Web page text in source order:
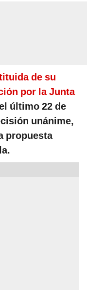
de su
por la Junta
último 22 de
unánime,
propuesta